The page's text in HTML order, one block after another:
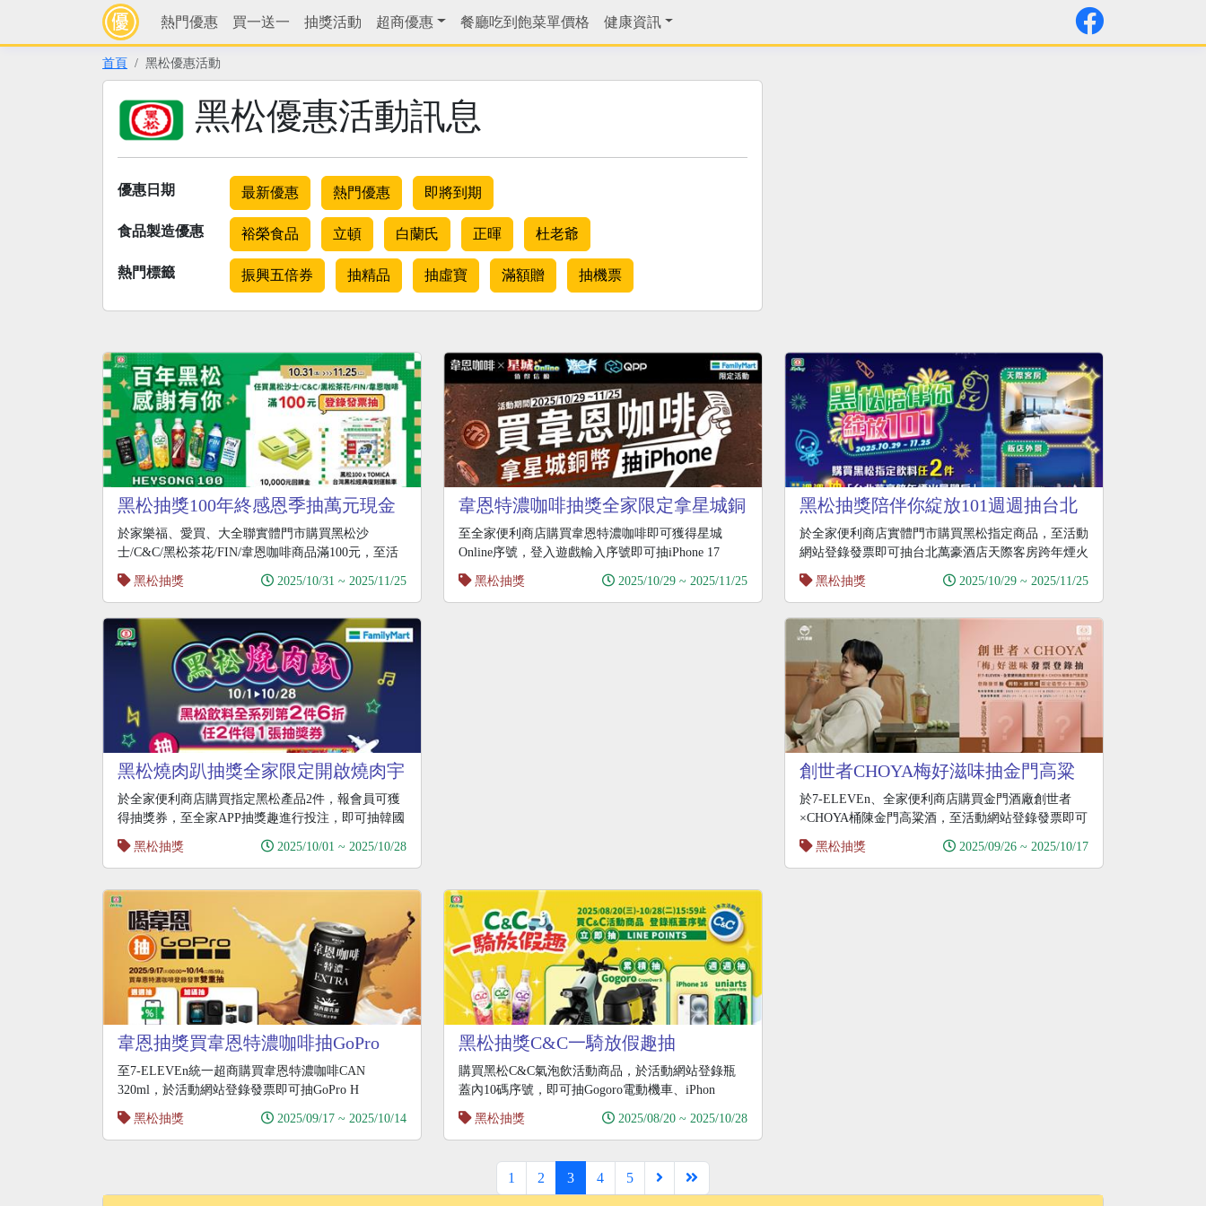
熱門優惠 買一送一 抽獎活動 超商優惠 餐廳吃到飽菜單價格 健康資訊
首頁 黑松優惠活動
黑松優惠活動訊息
優惠日期 最新優惠 熱門優惠 即將到期
食品製造優惠 裕榮食品 立頓 白蘭氏 正暉 杜老爺
熱門標籤 振興五倍券 抽精品 抽虛寶 滿額贈 抽機票
黑松抽獎100年終感恩季抽萬元現金
於家樂福、愛買、大全聯實體門市購買黑松沙
士/C&C/黑松茶花/FIN/韋恩咖啡商品滿100元，至活
動
黑松抽獎 2025/10/31 ~ 2025/11/25
韋恩特濃咖啡抽獎全家限定拿星城銅
幣抽iPhone17
至全家便利商店購買韋恩特濃咖啡即可獲得星城
Online序號，登入遊戲輸入序號即可抽iPhone 17
黑松抽獎
2025/10/29 ~ 2025/11/25
黑松抽獎陪伴你綻放101週週抽台北
萬豪跨年煙火景觀房
於全家便利商店實體門市購買黑松指定商品，至活動
網站登錄發票即可抽台北萬豪酒店天際客房跨年煙火
景觀房住
黑松抽獎 2025/10/29 ~ 2025/11/25
黑松燒肉趴抽獎全家限定開啟燒肉宇
宙的鑰匙抽韓國自由行
於全家便利商店購買指定黑松產品2件，報會員可獲
得抽獎券，至全家APP抽獎趣進行投注，即可抽韓國
自由行
黑松抽獎 2025/10/01 ~ 2025/10/28
創世者CHOYA梅好滋味抽金門高粱
於7-ELEVEn、全家便利商店購買金門酒廠創世者
×CHOYA桶陳金門高粱酒，至活動網站登錄發票即可
黑松抽獎
2025/09/26 ~ 2025/10/17
韋恩抽獎買韋恩特濃咖啡抽GoPro
至7-ELEVEn統一超商購買韋恩特濃咖啡CAN
320ml，於活動網站登錄發票即可抽GoPro H
黑松抽獎
2025/09/17 ~ 2025/10/14
黑松抽獎C&C一騎放假趣抽
Gogoro、iPhone
購買黑松C&C氣泡飲活動商品，於活動網站登錄瓶
蓋內10碼序號，即可抽Gogoro電動機車、iPhon
黑松抽獎
2025/08/20 ~ 2025/10/28
1 2 3 4 5